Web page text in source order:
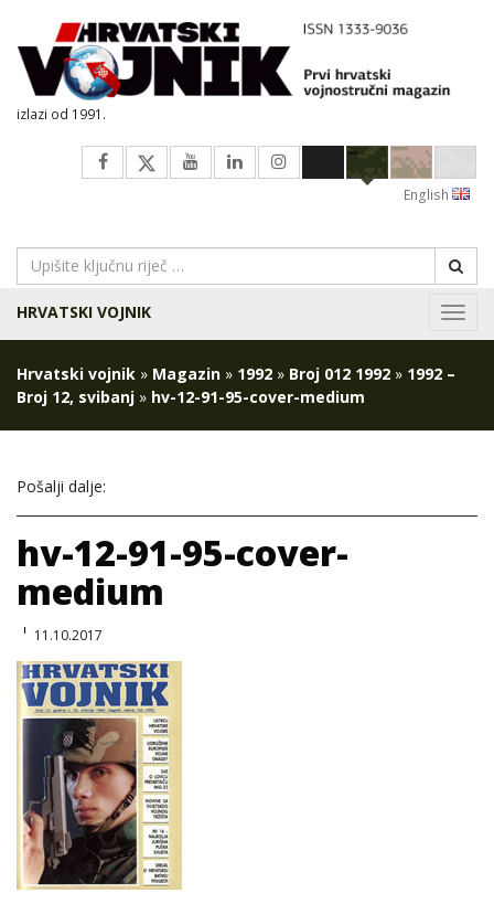
izlazi od 1991.
English
HRVATSKI VOJNIK
Hrvatski vojnik » Magazin » 1992 » Broj 012 1992 » 1992 –
Broj 12, svibanj » hv-12-91-95-cover-medium
Pošalji dalje:
hv-12-91-95-cover-
medium
11.10.2017